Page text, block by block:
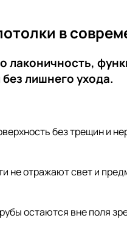
в
лишнего ухода.
без трещин и
не отражают свет и
остаются вне поля